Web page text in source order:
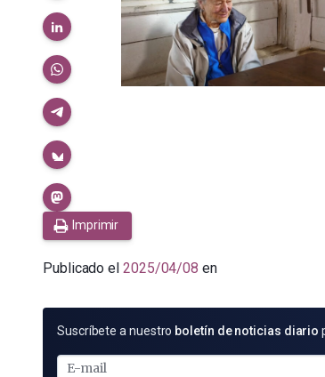
Imprimir
Publicado el 2025/04/08 en
SUSCRÍBETE
E-
Suscríbete a nuestro boletín de noticias diario